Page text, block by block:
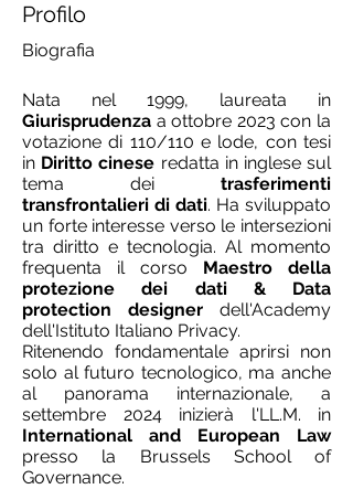
Profilo
Biografia
Giurisprudenza a ottobre 2023 con la
votazione di 110/110 e lode, con tesi
in Diritto cinese redatta in inglese sul
tema dei trasferimenti
transfrontalieri di dati. Ha sviluppato
un forte interesse verso le intersezioni
tra diritto e tecnologia. Al momento
frequenta il corso Maestro della
protezione dei dati & Data
protection designer dell'Academy
dell'Istituto Italiano Privacy.
Ritenendo fondamentale aprirsi non
solo al futuro tecnologico, ma anche
al panorama internazionale, a
International and European Law
presso la Brussels School of
Governance.